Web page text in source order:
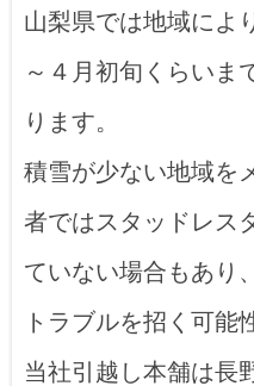
山梨県では地域によ
～４月初旬くらいま
ります。
積雪が少ない地域を
者ではスタッドレス
ていない場合もあり
トラブルを招く可能
当社引越し本舗は長